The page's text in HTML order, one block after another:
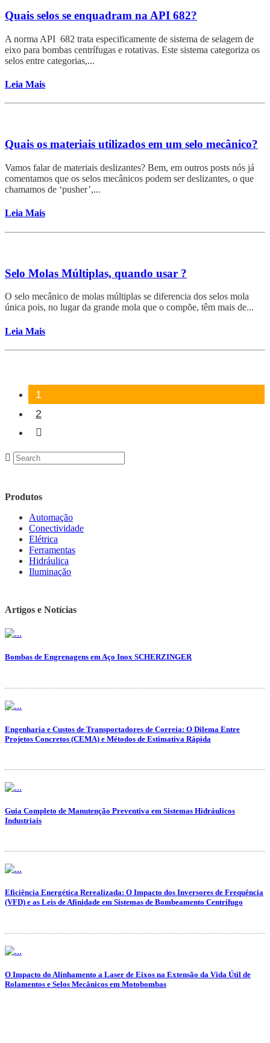
Quais selos se enquadram na API 682?
A norma API 682 trata especificamente de sistema de selagem de
eixo para bombas centrífugas e rotativas. Este sistema categoriza os
selos entre categorias,...
Leia Mais
Quais os materiais utilizados em um selo mecânico?
Vamos falar de materiais deslizantes? Bem, em outros posts nós já
comentamos que os selos mecânicos podem ser deslizantes, o que
chamamos de ‘pusher’,...
Leia Mais
Selo Molas Múltiplas, quando usar ?
O selo mecânico de molas múltiplas se diferencia dos selos mola
única pois, no lugar da grande mola que o compõe, têm mais de...
Leia Mais
1
2
Produtos
Automação
Conectividade
Elétrica
Ferramentas
Hidráulica
Iluminação
Artigos e Notícias
Bombas de Engrenagens em Aço Inox SCHERZINGER
Engenharia e Custos de Transportadores de Correia: O Dilema Entre
Projetos Concretos (CEMA) e Métodos de Estimativa Rápida
Guia Completo de Manutenção Preventiva em Sistemas Hidráulicos
Industriais
Eficiência Energética Rerealizada: O Impacto dos Inversores de Frequência
(VFD) e as Leis de Afinidade em Sistemas de Bombeamento Centrífugo
O Impacto do Alinhamento a Laser de Eixos na Extensão da Vida Útil de
Rolamentos e Selos Mecânicos em Motobombas